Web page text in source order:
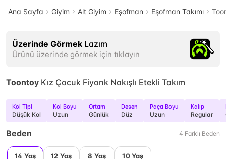
Ana Sayfa Giyim Alt Giyim Eşofman Eşofman Takımı
Üzerinde Görmek Lazım
Ürünü üzerinde görmek için tıklayın
Toontoy Kız Çocuk Fiyonk Nakışlı Etekli Takım
Kol Tipi
Düşük Kol
Kol Boyu
Uzun
Ortam
Günlük
Desen
Düz
Paça Boyu
Uzun
Kalıp
Regular
Beden 4 Farklı Beden
14 Yaş 12 Yaş 8 Yaş 10 Yaş